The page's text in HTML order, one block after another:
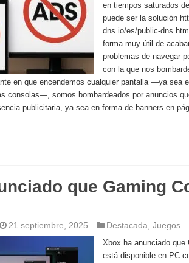
en tiempos saturados
puede ser la solución
dns.io/es/public-
forma muy útil de
problemas de navegar
con la que nos
en que encendemos cualquier pantalla —ya sea
consolas—, somos bombardeados por anuncios
publicitaria, ya sea en forma de banners en
que Gaming
21 septiembre, 2025 Destacada Juegos
Xbox ha anunciado que
está disponible en PC